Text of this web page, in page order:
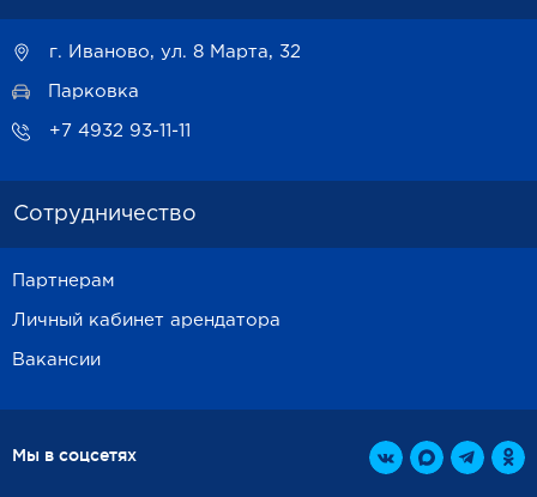
г. Иваново, ул. 8 Марта, 32
Парковка
+7 4932 93-11-11
Сотрудничество
Партнерам
Личный кабинет арендатора
Вакансии
Мы в соцсетях